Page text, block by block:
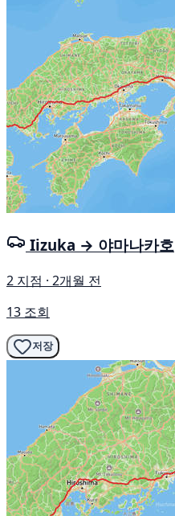
Iizuka → 야마나카호
2 지점 · 2개월 전
13 조회
저장